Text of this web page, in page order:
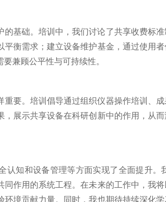
基础。培训中，我们讨论了共享收费标
衡需求；建立设备维护基金，通过使用
兼顾公平性与可持续性。
重要。培训倡导通过组织仪器操作培训、
展示共享设备在科研创新中的作用，从
认知和设备管理等方面实现了全面提升
作用的系统工程。在未来的工作中，我
境贡献力量。同时，我也期待持续深化